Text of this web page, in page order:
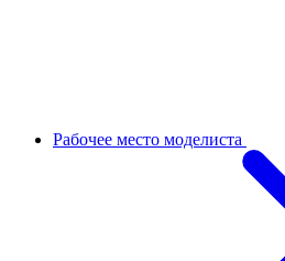
Рабочее место моделиста